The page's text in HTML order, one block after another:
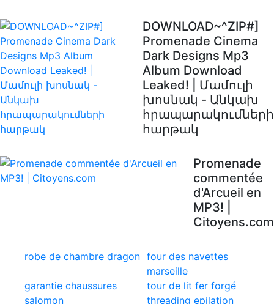
DOWNLOAD~^ZIP#]
Promenade Cinema
Dark Designs Mp3
Album Download
Leaked! | Մամուլի
խոսնակ - Անկախ
հրապարակումների
հարթակ
Promenade
commentée
d'Arcueil en
MP3! |
Citoyens.com
robe de chambre dragon four des navettes
marseille
garantie chaussures
salomon
tour de lit fer forgé
threading epilation